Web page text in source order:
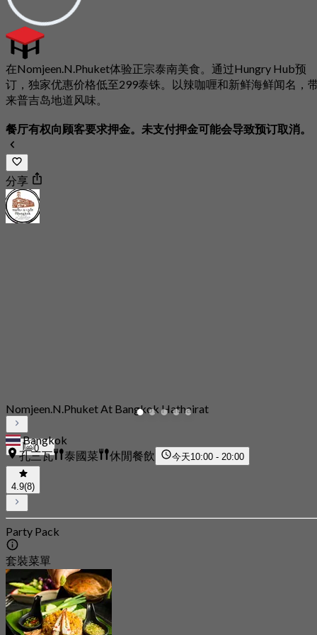
在Nomjeen.N.Phuket体验正宗泰南美食。通过Hungry Hub预
订，独家优惠价格低至299泰铢。以辣咖喱和新鲜海鲜闻名，
来普吉岛地道风味。
餐厅有权向顾客要求押金。未支付押金可能会导致预订取消。
分享
0
Nomjeen.N.Phuket At Bangkok Hathairat
Bangkok
孔三瓦
泰國菜 休閒餐飲 今天10:00 - 20:00
4.9(8)
Party Pack
套裝菜單